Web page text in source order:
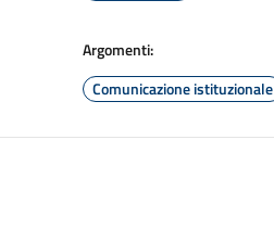
Argomenti:
Comunicazione istituzionale